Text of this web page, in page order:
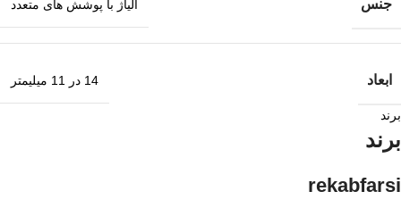
جنس آلیاژ با پوشش های متعدد
ابعاد 14 در 11 میلیمتر
برند
برند
rekabfarsi